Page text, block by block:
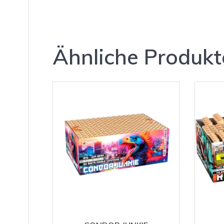
Ähnliche